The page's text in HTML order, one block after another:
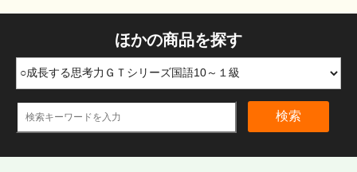
ほかの商品を探す
検索